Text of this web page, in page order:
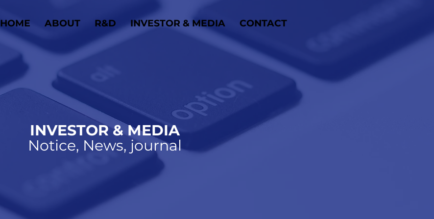
HOME ABOUT R&D INVESTOR & MEDIA CONTACT
INVESTOR & MEDIA
Notice, News, journal